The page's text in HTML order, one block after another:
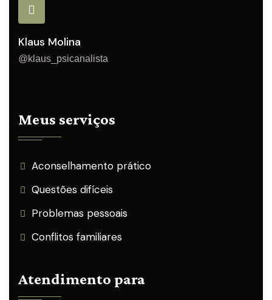
Klaus Molina
@klaus_psicanalista
Meus serviços
Aconselhamento prático
Questões difíceis
Problemas pessoais
Conflitos familiares
Atendimento para